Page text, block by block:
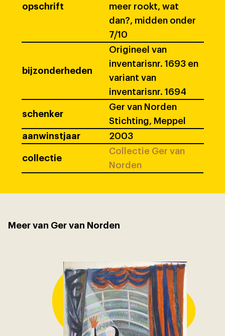
opschrift
meer rookt, wat
dan?, midden onder
7/10
bijzonderheden
Origineel van
inventarisnr. 1693 en
variant van
inventarisnr. 1694
schenker
Ger van Norden
Stichting, Meppel
aanwinstjaar
2003
collectie
Collectie Ger van
Norden
Meer van Ger van Norden